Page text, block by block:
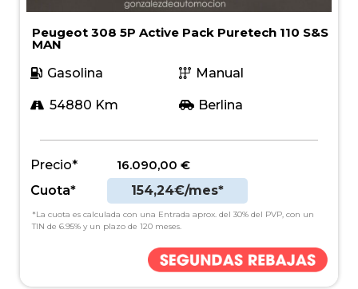
Peugeot 308 5P Active Pack Puretech 110 S&S
MAN
Gasolina
Manual
54880 Km Berlina
Precio* 16.090,00 €
Cuota*
154,24€/mes*
*La cuota es calculada con una Entrada aprox. del 30% del PVP, con un
TIN de 6.95% y un plazo de 120 meses.